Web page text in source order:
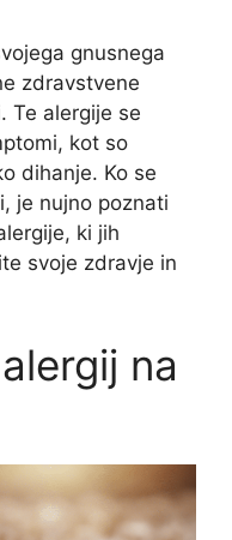
gnusnega
zdravstvene
Te alergije se
kot so
dihanje. Ko se
je nujno poznati
ki jih
svoje zdravje in
na